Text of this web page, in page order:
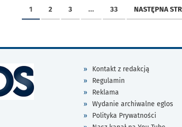
1 2 3 ... 33 NASTĘPNA
Kontakt z redakcją
Regulamin
Reklama
Wydanie archiwalne eglos
Polityka Prywatności